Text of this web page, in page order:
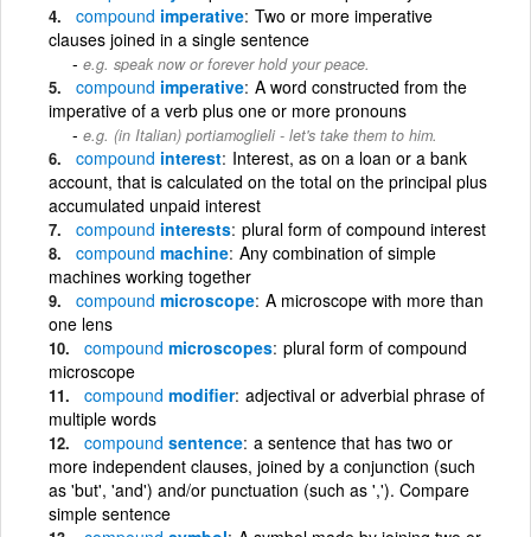
compound imperative Two or more imperative
clauses joined in a single sentence
e.g. speak now or forever hold your peace.
compound imperative A word constructed from the
imperative of a verb plus one or more pronouns
e.g. (in Italian) portiamoglieli - let's take them to him.
compound interest Interest, as on a loan or a bank
account, that is calculated on the total on the principal plus
accumulated unpaid interest
compound interests plural form of compound interest
compound machine Any combination of simple
machines working together
compound microscope A microscope with more than
one lens
compound microscopes plural form of compound
microscope
compound modifier adjectival or adverbial phrase of
multiple words
compound sentence a sentence that has two or
more independent clauses, joined by a conjunction (such
as 'but', 'and') and/or punctuation (such as ','). Compare
simple sentence